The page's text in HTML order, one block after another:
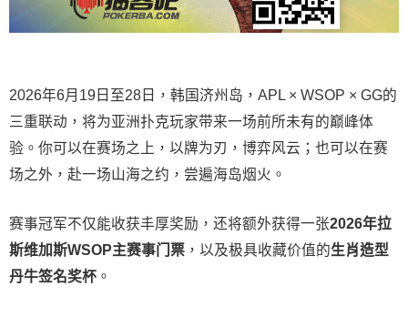
2026年6月19日至28日，韩国济州岛，APL × WSOP × GG的
三重联动，将为亚洲扑克玩家带来一场前所未有的巅峰体
验。 你可以在赛场之上，以牌为刃，博弈风云；也可以在赛
场之外，赴一场山海之约，尝遍海岛烟火。
赛事冠军不仅能收获丰厚奖励，还将额外获得一张2026年拉
斯维加斯WSOP主赛事门票 ，以及极具收藏价值的生肖造型
丹牛签名奖杯 。